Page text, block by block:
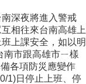
深夜將進入警戒
相往來台南高雄上
上課安全，如以明
南市跟高雄市ㄧ樣
各項防災應變作
1)日停止上班、停